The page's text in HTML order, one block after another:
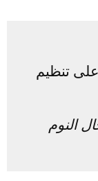
على تنظيم
النوم